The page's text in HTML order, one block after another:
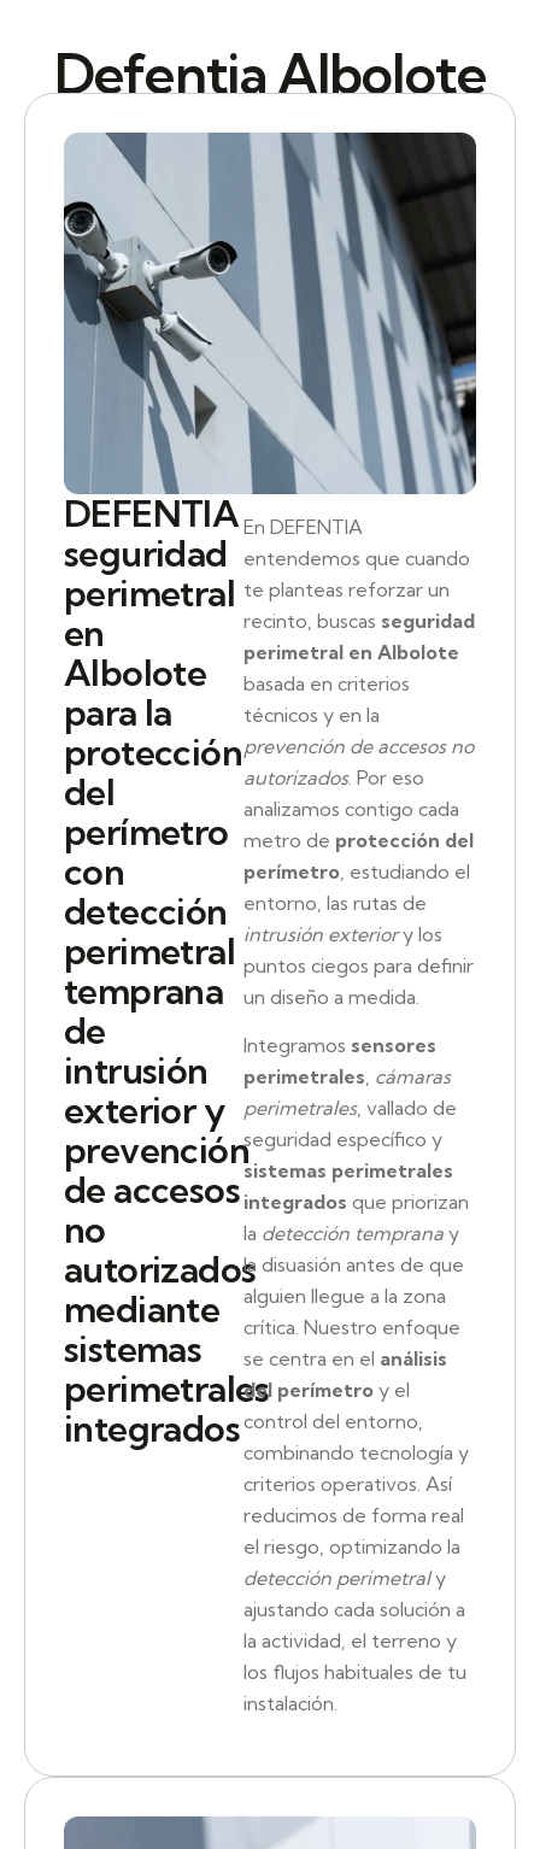
Defentia Albolote
DEFENTIA
seguridad
perimetral
en
Albolote
para la
protección
del
perímetro
con
detección
perimetral
temprana
de
intrusión
exterior y
prevención
de accesos
no
autorizados
mediante
sistemas
perimetrales
integrados
En DEFENTIA
entendemos que cuando
te planteas reforzar un
recinto, buscas seguridad
perimetral en Albolote
basada en criterios
técnicos y en la
prevención de accesos no
autorizados. Por eso
analizamos contigo cada
metro de protección del
perímetro , estudiando el
entorno, las rutas de
intrusión exteriory los
puntos ciegos para definir
un diseño a medida.
Integramos sensores
perimetrales, cámaras
perimetrales, vallado de
seguridad específico y
sistemas perimetrales
integrados que priorizan
la detección temprana y
la disuasión antes de que
alguien llegue a la zona
crítica. Nuestro enfoque
se centra en el análisis
del perímetro y el
control del entorno,
combinando tecnología y
criterios operativos. Así
reducimos de forma real
el riesgo, optimizando la
detección perimetraly
ajustando cada solución a
la actividad, el terreno y
los flujos habituales de tu
instalación.